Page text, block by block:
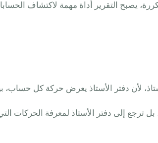
يصبح التقرير أداة مهمة لاكتشاف
لأن دفتر الأستاذ يعرض حركة كل حساب،
إلى دفتر الأستاذ لمعرفة الحركات